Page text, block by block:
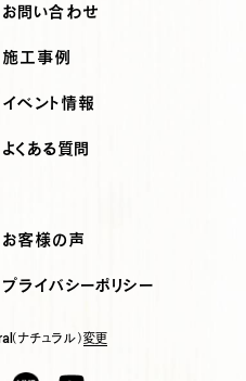
お問い合わせ
施工事例
イベント情報
よくある質問
お客様の声
プライバシーポリシー
（ナチュラル）変更